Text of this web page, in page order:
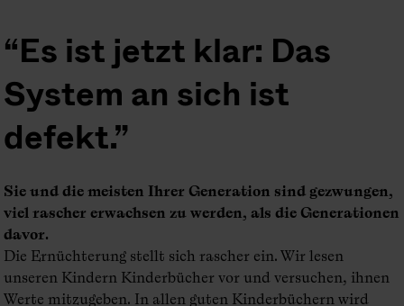
Es ist jetzt klar: Das
System an sich ist
defekt.
Sie und die meisten Ihrer Generation sind gezwungen,
viel rascher erwachsen zu werden, als die Generationen
davor.
Die Ernüchterung stellt sich rascher ein. Wir lesen
unseren Kindern Kinderbücher vor und versuchen, ihnen
Werte mitzugeben. In allen guten Kinderbüchern wird